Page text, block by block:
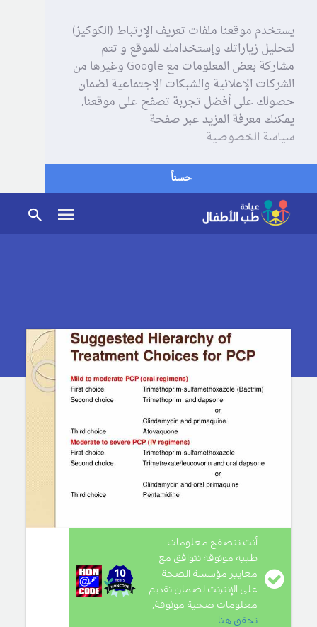
يستخدم موقعنا ملفات تعريف الإرتباط (الكوكيز)
لتحليل زياراتك وإستخدامك للموقع و تتم
مشاركة بعض المعلومات مع Google وغيرها من
الشركات الإعلانية والشبكات الإجتماعية لضمان
حصولك على أفضل تجربة تصفح على موقعنا,
يمكنك معرفة المزيد عبر صفحة
سياسة الخصوصية
حسناً
أنت تتصفح معلومات
طبية موثوقة تتوافق مع
معايير مؤسسة الصحة
على الإنترنت لضمان تقديم
معلومات صحية موثوقة,
تحقق هنا.